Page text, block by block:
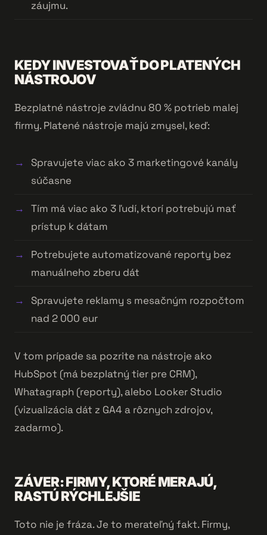
záujmu.
KEDY INVESTOVAŤ DO PLATENÝCH
NÁSTROJOV
Bezplatné nástroje zvládnu 80 % potrieb malej
firmy. Platené nástroje majú zmysel, keď:
Spravujete viac ako 3 marketingové kanály
súčasne
Tím má viac ako 3 ľudí, ktorí potrebujú mať
prístup k dátam
Potrebujete automatizované reporty bez
manuálneho zberu dát
Spravujete reklamy s mesačným rozpočtom
nad 2 000 eur
V tom prípade sa pozrite na nástroje ako
HubSpot (má bezplatný tier pre CRM),
Whatagraph (reporty), alebo Looker Studio
(vizualizácia dát z GA4 a rôznych zdrojov,
zadarmo).
ZÁVER: FIRMY, KTORÉ MERAJÚ,
RASTÚ RÝCHLEJŠIE
Toto nie je fráza. Je to merateľný fakt. Firmy,